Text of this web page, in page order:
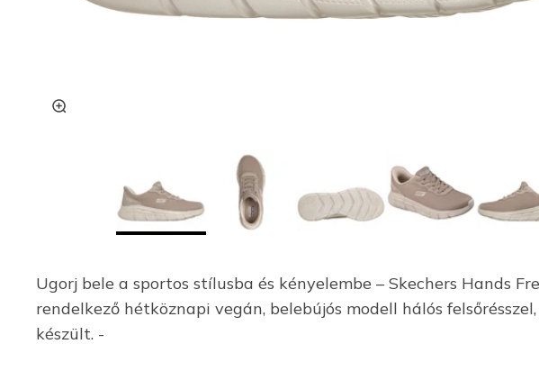
Ugorj bele a sportos stílusba és kényelembe – Skechers Hands
rendelkező hétköznapi vegán, belebújós modell hálós
készült. -